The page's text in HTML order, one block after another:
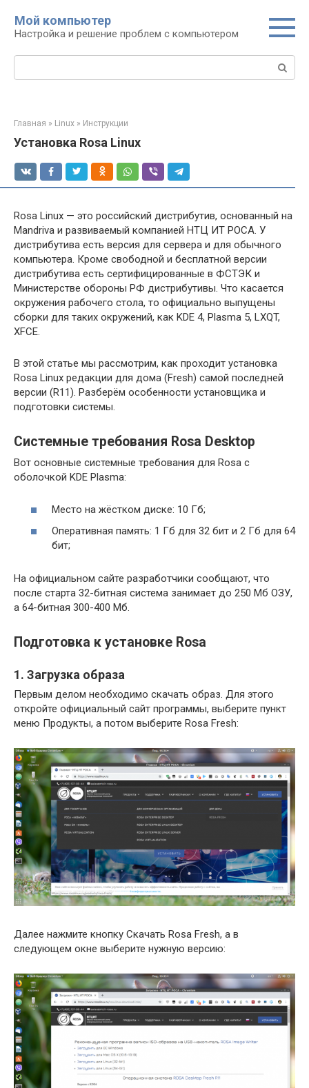
контенту
Мой компьютер
Настройка и решение проблем с компьютером
Поиск:
Главная » Linux » Инструкции
Установка Rosa Linux
Rosa Linux — это российский дистрибутив, основанный на
Mandriva и развиваемый компанией НТЦ ИТ РОСА. У
дистрибутива есть версия для сервера и для обычного
компьютера. Кроме свободной и бесплатной версии
дистрибутива есть сертифицированные в ФСТЭК и
Министерстве обороны РФ дистрибутивы. Что касается
окружения рабочего стола, то официально выпущены
сборки для таких окружений, как KDE 4, Plasma 5, LXQT,
XFCE.
В этой статье мы рассмотрим, как проходит установка
Rosa Linux редакции для дома (Fresh) самой последней
версии (R11). Разберём особенности установщика и
подготовки системы.
Системные требования Rosa Desktop
Вот основные системные требования для Rosa с
оболочкой KDE Plasma:
Место на жёстком диске: 10 Гб;
Оперативная память: 1 Гб для 32 бит и 2 Гб для 64
бит;
На официальном сайте разработчики сообщают, что
после старта 32-битная система занимает до 250 Мб ОЗУ,
а 64-битная 300-400 Мб.
Подготовка к установке Rosa
1. Загрузка образа
Первым делом необходимо скачать образ. Для этого
откройте официальный сайт программы, выберите пункт
меню Продукты, а потом выберите Rosa Fresh:
Далее нажмите кнопку Скачать Rosa Fresh, а в
следующем окне выберите нужную версию: